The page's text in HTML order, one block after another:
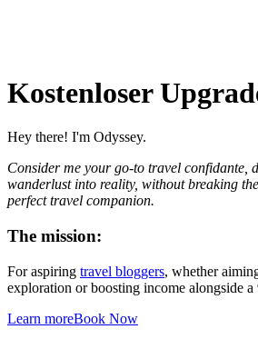
Kostenloser
Hey there! I'm Odyssey.
Consider me your go-to travel confidante,
wanderlust into reality, without breaking
perfect travel companion.
The mission:
For aspiring travel bloggers, whether
exploration or boosting income alongside a
Learn moreBook Now